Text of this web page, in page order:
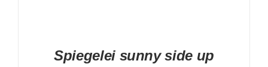
Spiegelei sunny side up